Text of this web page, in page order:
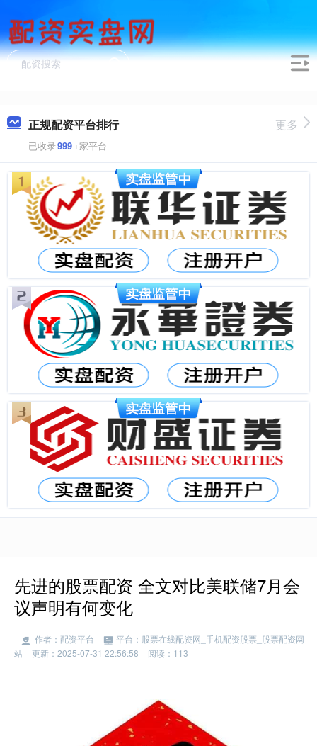
正规配资平台排行
已收录999+家平台
更多
先进的股票配资 全文对比美联储7月会
议声明有何变化
作者：配资平台
平台：股票在线配资网_手机配资股票_股票配资网
站
更新：2025-07-31 22:56:58 阅读：113